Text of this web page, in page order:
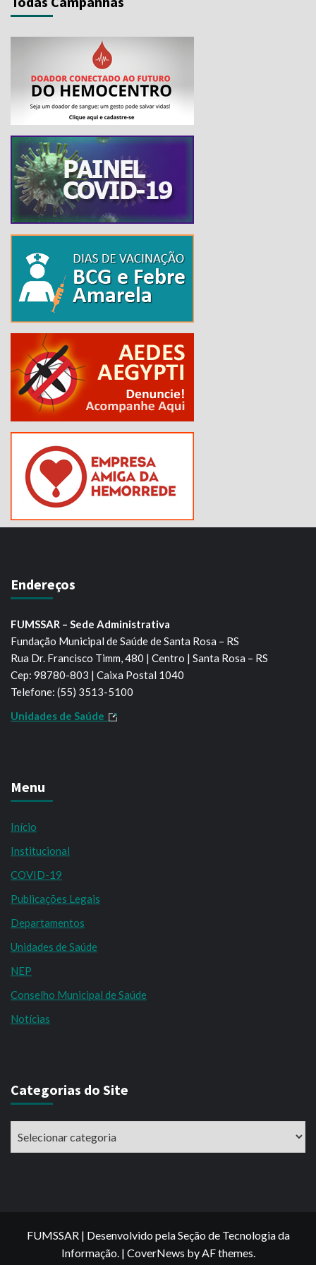
Endereços
FUMSSAR – Sede Administrativa
Fundação Municipal de Saúde de Santa Rosa – RS
Rua Dr. Francisco Timm, 480 | Centro | Santa Rosa – RS
Cep: 98780-803 | Caixa Postal 1040
Telefone: (55) 3513-5100
Unidades de Saúde
Menu
Início
Institucional
COVID-19
Publicações Legais
Departamentos
Unidades de Saúde
NEP
Conselho Municipal de Saúde
Notícias
Categorias do Site
FUMSSAR | Desenvolvido pela Seção de Tecnologia da
Informação. | CoverNews by AF themes.